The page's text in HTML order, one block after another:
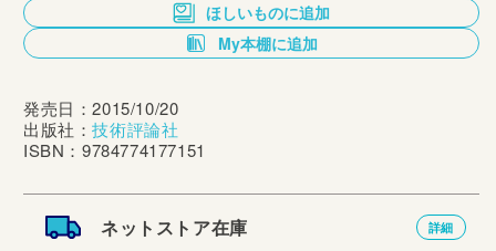
ほしいものに追加
My本棚に追加
発売日：2015/10/20
出版社：技術評論社
ISBN：9784774177151
ネットストア在庫 詳細